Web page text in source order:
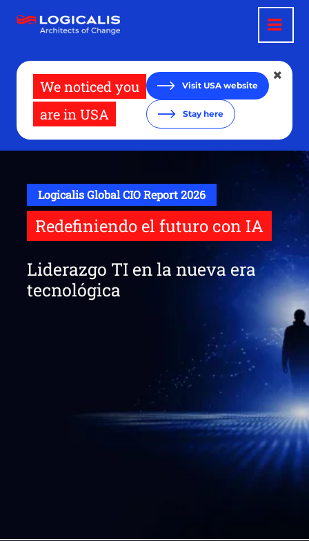
contenido
We noticed you
are in USA
Visit USA website
Stay here
Logicalis Global CIO Report 2026
Redefiniendo el futuro con IA
Liderazgo TI en la nueva era
tecnológica